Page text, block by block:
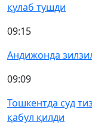
қулаб тушди
09:15
Андижонда
09:09
Тошкентда суд
қабул қилди